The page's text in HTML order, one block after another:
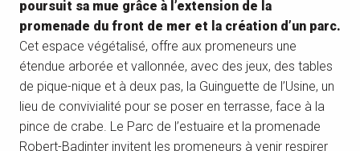
poursuit sa mue grâce à l’extension de la
promenade du front de mer et la création d’un parc.
Cet espace végétalisé, offre aux promeneurs une
étendue arborée et vallonnée, avec des jeux, des tables
de pique-nique et à deux pas, la Guinguette de l’Usine, un
lieu de convivialité pour se poser en terrasse, face à la
pince de crabe. Le Parc de l’estuaire et la promenade
Robert-Badinter invitent les promeneurs à venir respirer